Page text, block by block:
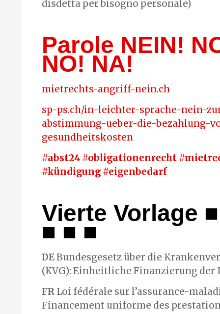
disdetta per bisogno personale)
Parole NEIN!
NO! NA!
mietrechts-angriff-nein.ch
sp-ps.ch/in-leichter-sprache-nein-
abstimmung-ueber-die-bezahlung-
gesundheitskosten
#abst24 #obligationenrecht
#kündigung #eigenbedarf
Vierte Vorlage
■ ■ ■
DEBundesgesetz über die
(KVG): Einheitliche Finanzierung der
FR Loi fédérale sur l’assurance-
Financement uniforme des